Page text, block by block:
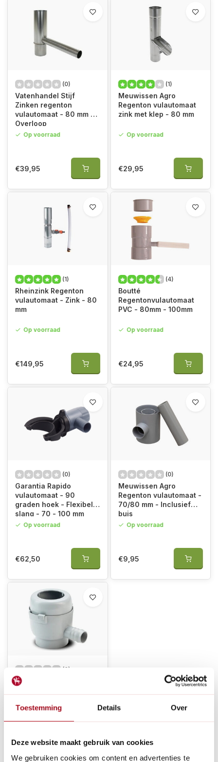
Toestemming Details Over
Deze website maakt gebruik van cookies
We gebruiken cookies om content en advertenties te
(0)
Vatenhandel Stijf
Zinken regenton
vulautomaat - 80 mm -
Overloop
Op voorraad
€39,95
(1)
Meuwissen Agro
Regenton vulautomaat
zink met klep - 80 mm
Op voorraad
€29,95
(1)
Rheinzink Regenton
vulautomaat - Zink - 80
mm
Op voorraad
€149,95
(4)
Boutté
Regentonvulautomaat
PVC - 80mm - 100mm
Op voorraad
€24,95
(0)
Garantia Rapido
vulautomaat - 90
graden hoek - Flexibele
slang - 70 - 100 mm
Op voorraad
€62,50
(0)
Meuwissen Agro
Regenton vulautomaat -
70/80 mm - Inclusief
buis
Op voorraad
€9,95
(0)
Garantia Regenton
afsluiter en bladvanger
Op voorraad
€23,95